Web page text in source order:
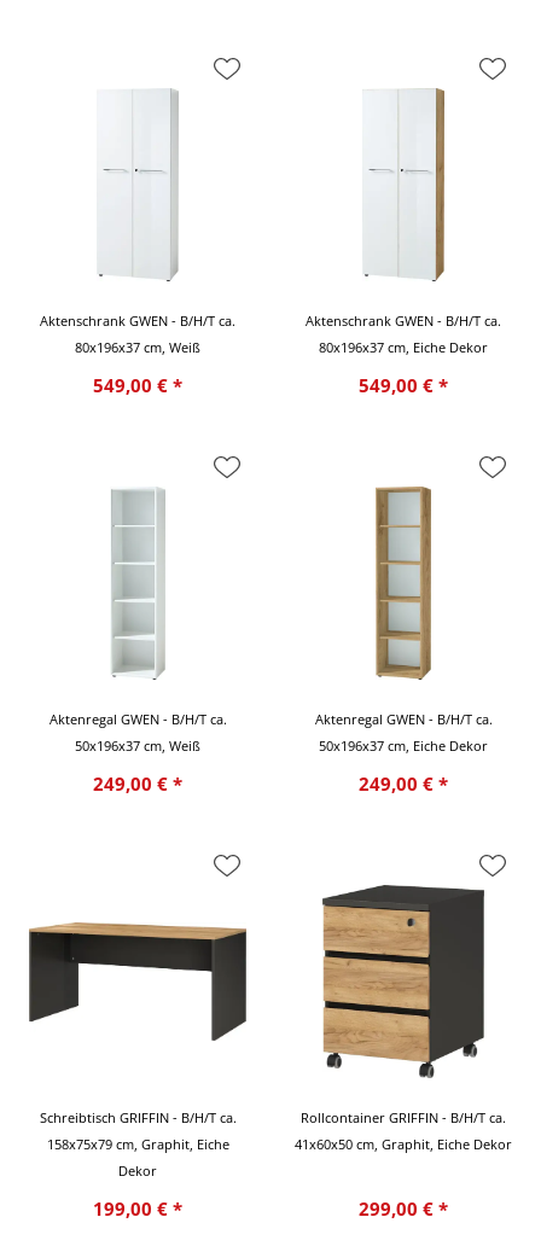
Aktenschrank GWEN - B/H/T ca.
80x196x37 cm, Weiß
549,00 € *
Aktenschrank GWEN - B/H/T ca.
80x196x37 cm, Eiche Dekor
549,00 € *
Aktenregal GWEN - B/H/T ca.
50x196x37 cm, Weiß
249,00 € *
Aktenregal GWEN - B/H/T ca.
50x196x37 cm, Eiche Dekor
249,00 € *
Schreibtisch GRIFFIN - B/H/T ca.
158x75x79 cm, Graphit, Eiche
Dekor
199,00 € *
Rollcontainer GRIFFIN - B/H/T ca.
41x60x50 cm, Graphit, Eiche Dekor
299,00 € *